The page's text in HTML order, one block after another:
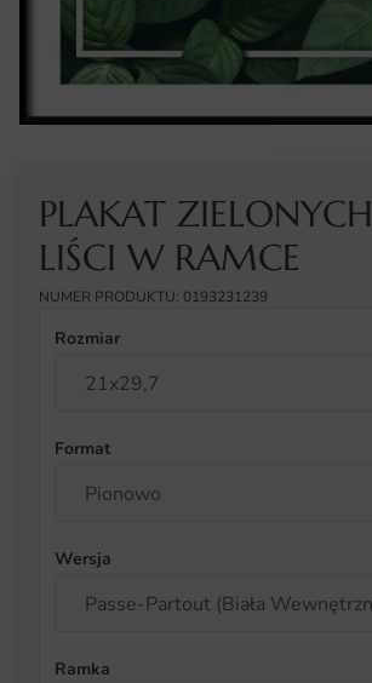
PLAKAT ZIELONYCH
LIŚCI W RAMCE
NUMER PRODUKTU: 0193231239
Rozmiar
Format
Wersja
Ramka